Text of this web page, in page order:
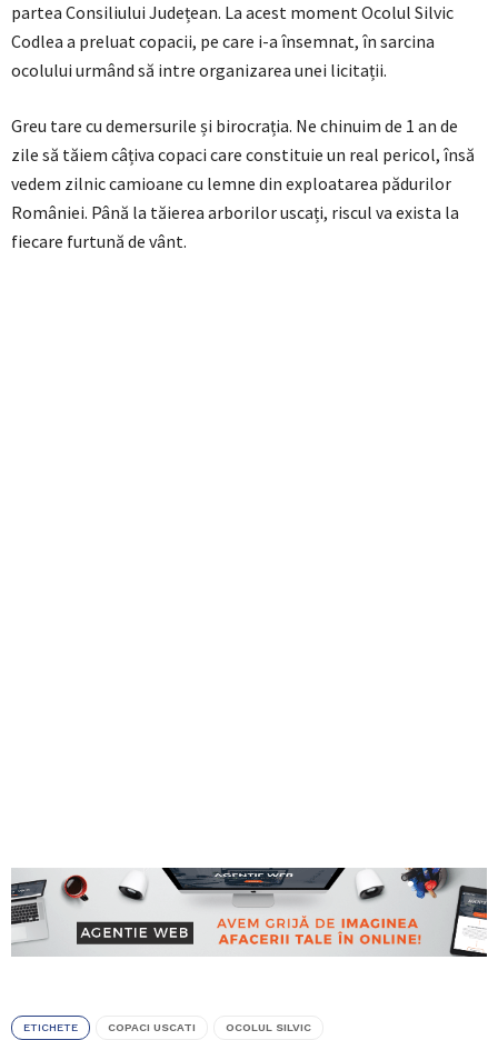
partea Consiliului Județean. La acest moment Ocolul Silvic
Codlea a preluat copacii, pe care i-a însemnat, în sarcina
ocolului urmând să intre organizarea unei licitații.
Greu tare cu demersurile și birocrația. Ne chinuim de 1 an de
zile să tăiem câțiva copaci care constituie un real pericol, însă
vedem zilnic camioane cu lemne din exploatarea pădurilor
României. Până la tăierea arborilor uscați, riscul va exista la
fiecare furtună de vânt.
ETICHETE COPACI USCATI OCOLUL SILVIC